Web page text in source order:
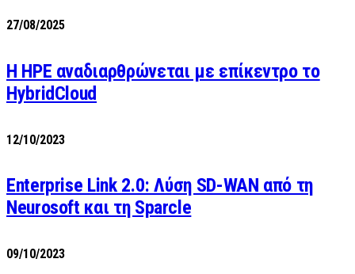
27/08/2025
H HPE αναδιαρθρώνεται με επίκεντρο το
HybridCloud
12/10/2023
Enterprise Link 2.0: Λύση SD-WAN από τη
Neurosoft και τη Sparcle
09/10/2023